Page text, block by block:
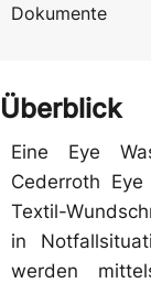
Dokumente
Überblick
Eine Eye
Cederroth
Textil-
in
werden